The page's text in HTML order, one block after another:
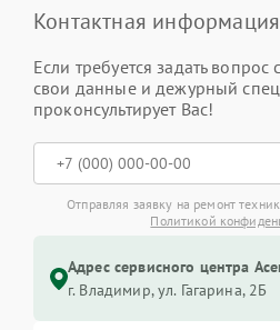
Контактная информация
Если требуется задать вопрос
свои данные и дежурный
проконсультирует Вас!
Отправляя заявку на ремонт
Политикой
Адрес сервисного центра
г. Владимир, ул. Гагарина, 2Б